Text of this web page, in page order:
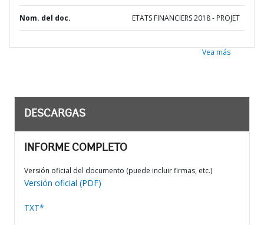
Nom. del doc. ETATS FINANCIERS 2018 - PROJET
Vea más
DESCARGAS
INFORME COMPLETO
Versión oficial del documento (puede incluir firmas, etc.)
Versión oficial (PDF)
TXT*